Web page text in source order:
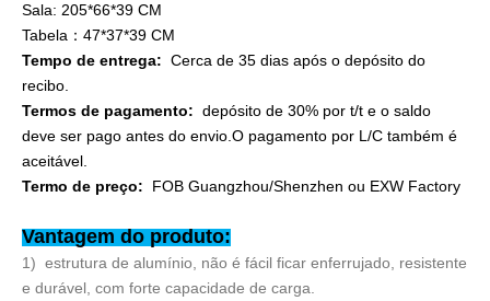
Sala: 205*66*39 CM
Tabela：47*37*39 CM
Tempo de entrega: Cerca de 35 dias após o depósito do
recibo.
Termos de pagamento: depósito de 30% por t/t e o saldo
deve ser pago antes do envio.O pagamento por L/C também é
aceitável.
Termo de preço:
FOB Guangzhou/Shenzhen ou EXW Factory
Vantagem do produto:
1) estrutura de alumínio, não é fácil ficar enferrujado, resistente
e durável, com forte capacidade de carga.